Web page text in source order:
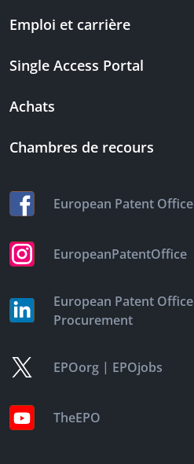
Emploi et carrière
Single Access Portal
Achats
Chambres de recours
European Patent Office
EuropeanPatentOffice
European Patent Office
Procurement
EPOorg | EPOjobs
TheEPO